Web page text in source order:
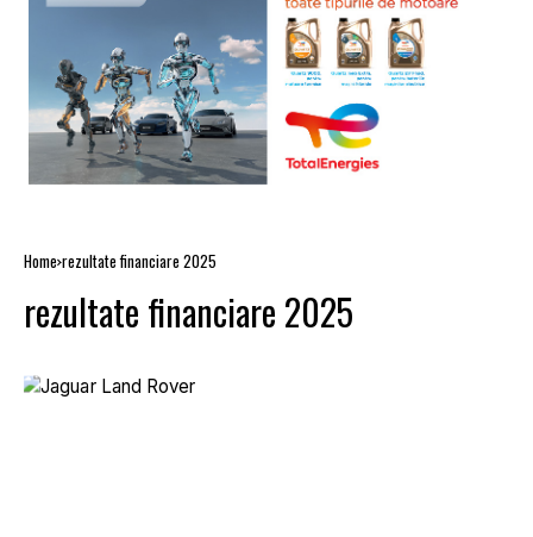
Home rezultate financiare 2025
rezultate financiare 2025